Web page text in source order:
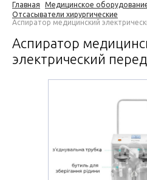
Главная Медицинское
Отсасыватели хирургические
Аспиратор медицинский
Аспиратор
электрический